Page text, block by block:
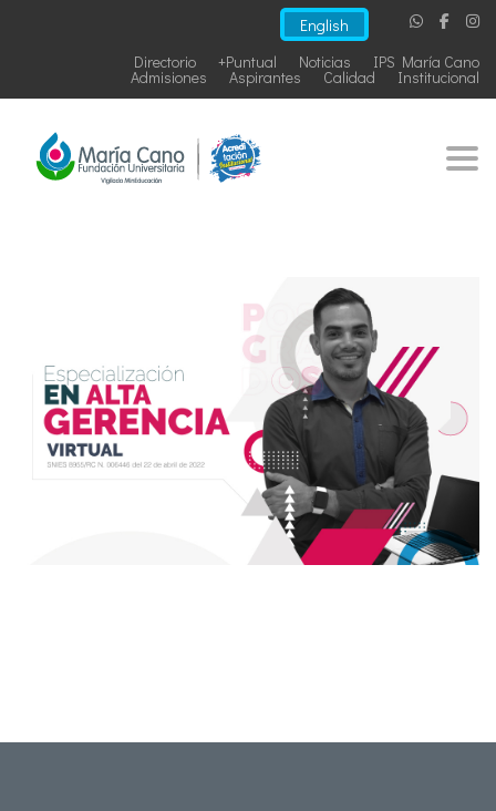
English
IPS María Cano
Noticias
+Puntual
Directorio
Institucional
Calidad
Aspirantes
Admisiones